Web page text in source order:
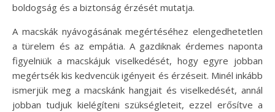
boldogság és a biztonság érzését mutatja.
A macskák nyávogásának megértéséhez elengedhetetlen
a türelem és az empátia. A gazdiknak érdemes naponta
figyelniük a macskájuk viselkedését, hogy egyre jobban
megértsék kis kedvencük igényeit és érzéseit. Minél inkább
ismerjük meg a macskánk hangjait és viselkedését, annál
jobban tudjuk kielégíteni szükségleteit, ezzel erősítve a